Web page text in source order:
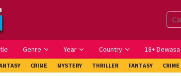
Genre Year Country 18+ Dewasa
CRIME MYSTERY THRILLER FANTASY CRIME